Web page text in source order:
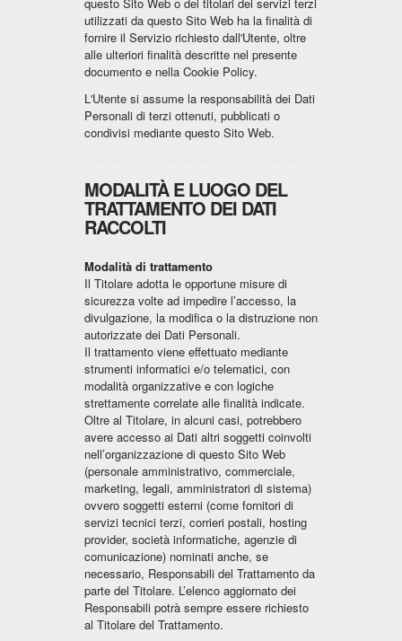
questo Sito Web o dei titolari dei servizi terzi
utilizzati da questo Sito Web ha la finalità di
fornire il Servizio richiesto dall'Utente, oltre
alle ulteriori finalità descritte nel presente
documento e nella Cookie Policy.
L'Utente si assume la responsabilità dei Dati
Personali di terzi ottenuti, pubblicati o
condivisi mediante questo Sito Web.
MODALITÀ E LUOGO DEL
TRATTAMENTO DEI DATI
RACCOLTI
Modalità di trattamento
Il Titolare adotta le opportune misure di
sicurezza volte ad impedire l’accesso, la
divulgazione, la modifica o la distruzione non
autorizzate dei Dati Personali.
Il trattamento viene effettuato mediante
strumenti informatici e/o telematici, con
modalità organizzative e con logiche
strettamente correlate alle finalità indicate.
Oltre al Titolare, in alcuni casi, potrebbero
avere accesso ai Dati altri soggetti coinvolti
nell’organizzazione di questo Sito Web
(personale amministrativo, commerciale,
marketing, legali, amministratori di sistema)
ovvero soggetti esterni (come fornitori di
servizi tecnici terzi, corrieri postali, hosting
provider, società informatiche, agenzie di
comunicazione) nominati anche, se
necessario, Responsabili del Trattamento da
parte del Titolare. L’elenco aggiornato dei
Responsabili potrà sempre essere richiesto
al Titolare del Trattamento.